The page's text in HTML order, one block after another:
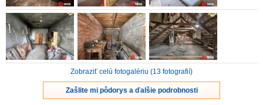
OBCHODNÉ PODMIENKY
KONTAKT
Zobraziť celú fotogalériu (13 fotografií)
Zašlite mi pôdorys a ďalšie podrobnosti